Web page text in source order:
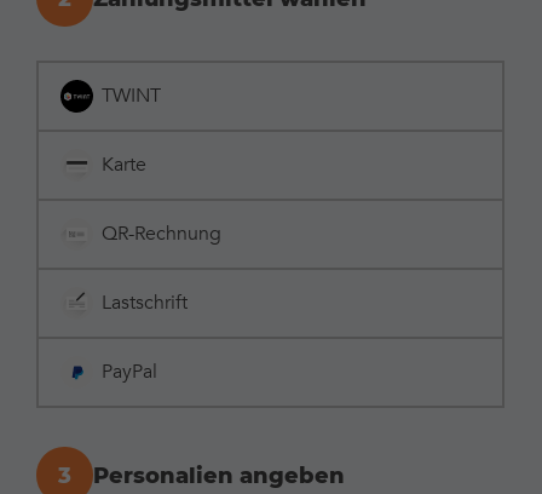
TWINT
Karte
QR-Rechnung
Lastschrift
PayPal
3 Personalien angeben